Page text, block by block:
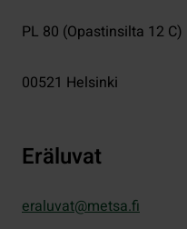
PL 80 (Opastinsilta 12 C)
00521 Helsinki
Eräluvat
eraluvat@metsa.fi